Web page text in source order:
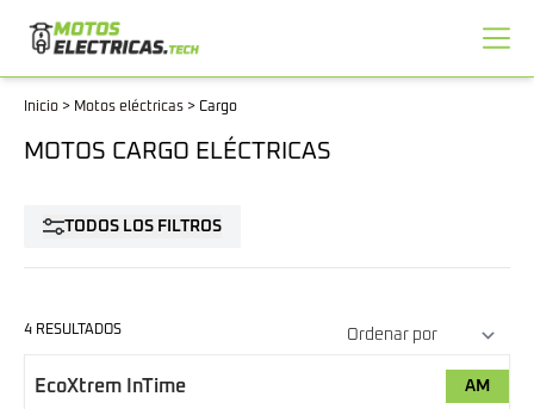
Inicio > Motos eléctricas > Cargo
MOTOS CARGO ELÉCTRICAS
TODOS LOS FILTROS
4 RESULTADOS
EcoXtrem InTime AM